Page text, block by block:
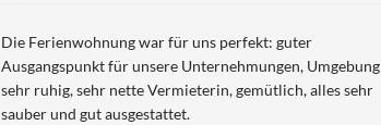
Die Ferienwohnung war für uns perfekt: guter
Ausgangspunkt für unsere Unternehmungen, Umgebung
sehr ruhig, sehr nette Vermieterin, gemütlich, alles sehr
sauber und gut ausgestattet.